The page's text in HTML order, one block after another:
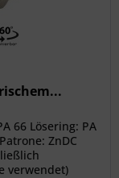
66 Lösering: PA
ZnDC
verwendet)